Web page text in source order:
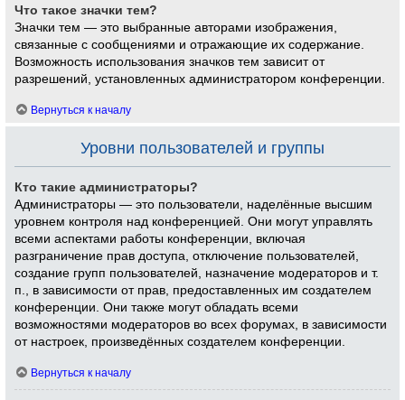
Что такое значки тем?
Значки тем — это выбранные авторами изображения,
связанные с сообщениями и отражающие их содержание.
Возможность использования значков тем зависит от
разрешений, установленных администратором конференции.
Вернуться к началу
Уровни пользователей и группы
Кто такие администраторы?
Администраторы — это пользователи, наделённые высшим
уровнем контроля над конференцией. Они могут управлять
всеми аспектами работы конференции, включая
разграничение прав доступа, отключение пользователей,
создание групп пользователей, назначение модераторов и т.
п., в зависимости от прав, предоставленных им создателем
конференции. Они также могут обладать всеми
возможностями модераторов во всех форумах, в зависимости
от настроек, произведённых создателем конференции.
Вернуться к началу